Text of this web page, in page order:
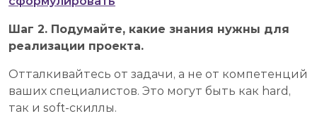
Шаг 2. Подумайте, какие знания нужны для
реализации проекта.
Отталкивайтесь от задачи, а не от компетенций
ваших специалистов. Это могут быть как hard,
так и soft-скиллы.